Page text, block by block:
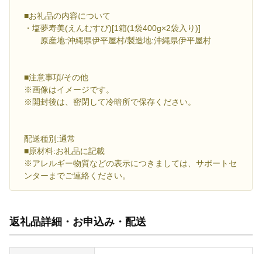
■お礼品の内容について
・塩夢寿美(えんむすび)[1箱(1袋400g×2袋入り)]
原産地:沖縄県伊平屋村/製造地:沖縄県伊平屋村
■注意事項/その他
※画像はイメージです。
※開封後は、密閉して冷暗所で保存ください。
配送種別:通常
■原材料:お礼品に記載
※アレルギー物質などの表示につきましては、サポートセ
ンターまでご連絡ください。
返礼品詳細・お申込み・配送